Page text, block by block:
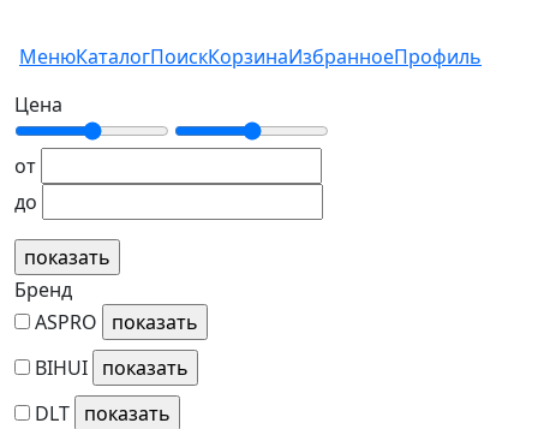
МенюКаталогПоискКорзинаИзбранноеПрофиль
Цена
от
до
Бренд
ASPRO
BIHUI
DLT